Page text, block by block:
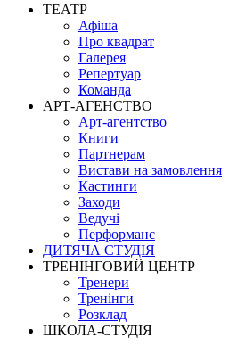
ТЕАТР
Афіша
Про квадрат
Галерея
Репертуар
Команда
АРТ-АГЕНСТВО
Арт-агентство
Книги
Партнерам
Вистави на замовлення
Кастинги
Заходи
Ведучі
Перформанс
ДИТЯЧА СТУДІЯ
ТРЕНІНГОВИЙ ЦЕНТР
Тренери
Тренінги
Розклад
ШКОЛА-СТУДІЯ